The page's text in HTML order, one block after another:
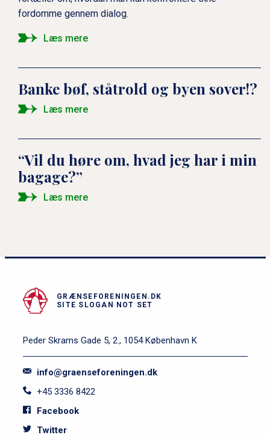
fordomme gennem dialog.
Læs mere
Banke bøf, ståtrold og byen sover!?
Læs mere
“Vil du høre om, hvad jeg har i min
bagage?”
Læs mere
GRÆNSEFORENINGEN.DK
SITE SLOGAN NOT SET
Peder Skrams Gade 5, 2., 1054 København K
info@graenseforeningen.dk
+45 3336 8422
Facebook
Twitter